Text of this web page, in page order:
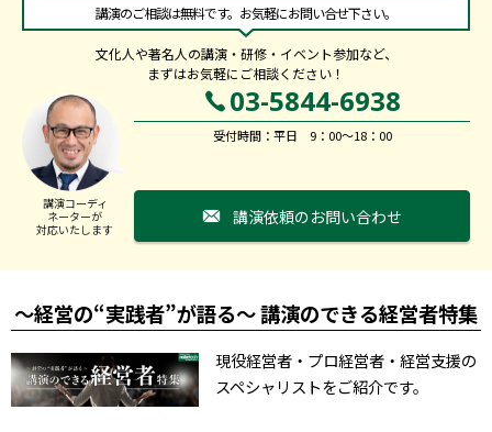
講演のご相談は無料です。お気軽にお問い合せ下さい。
文化人や著名人の講演・研修・イベント参加など、
まずはお気軽にご相談ください！
講演コーディ
ネーターが
対応いたします
03-5844-6938
受付時間：平日 9：00～18：00
講演依頼のお問い合わせ
～経営の“実践者”が語る～ 講演のできる経営者特集
現役経営者・プロ経営者・経営支援の
スペシャリストをご紹介です。